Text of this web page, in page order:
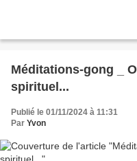
Méditations-gong _
spirituel...
Publié le 01/11/2024 à 11:31
Par Yvon